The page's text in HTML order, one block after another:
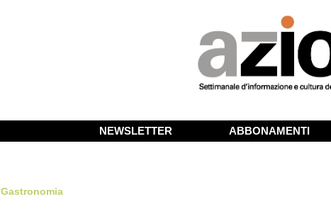
NEWSLETTER ABBONAMENTI
Gastronomia